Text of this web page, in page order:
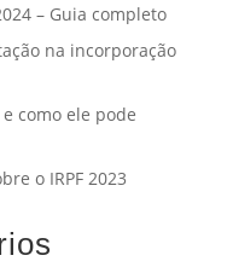
– Guia completo
na incorporação
e como ele pode
o IRPF 2023